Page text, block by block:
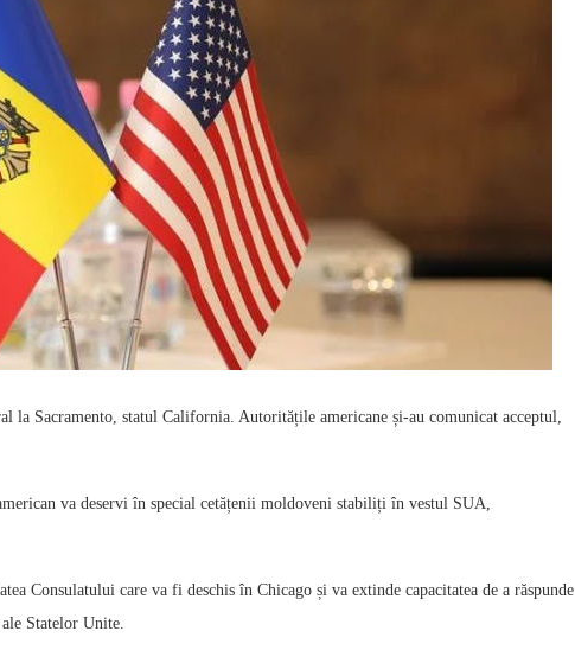
la Sacramento, statul California. Autoritățile americane și-au comunicat acceptul,
va deservi în special cetățenii moldoveni stabiliți în vestul SUA,
Consulatului care va fi deschis în Chicago și va extinde capacitatea de a răspunde
Statelor Unite.